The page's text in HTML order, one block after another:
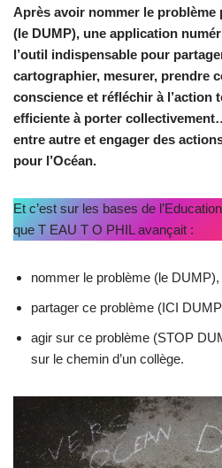
Après avoir nommer le problème
(le DUMP), une application
l’outil indispensable pour
cartographier, mesurer, prendre
conscience et réfléchir à l’action
efficiente à porter
entre autre et engager des
pour l’Océan.
Et c’est sur les bases de
que T EAU T O PHIL avançait :
nommer le problème (le DUMP),
partager ce problème (ICI
agir sur ce problème (STOP
sur le chemin d’un collège.